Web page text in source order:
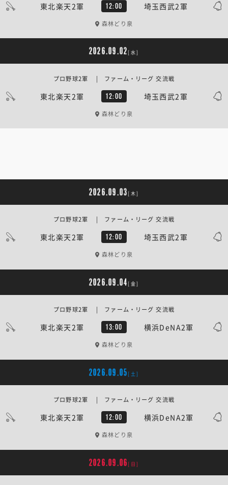
東北楽天2軍 12:00 埼玉西武2軍
森林どり泉
2026.09.02 [水]
東北楽天2軍 12:00 埼玉西武2軍
プロ野球2軍 | ファーム・リーグ 交流戦
森林どり泉
2026.09.03 [木]
東北楽天2軍 12:00 埼玉西武2軍
プロ野球2軍 | ファーム・リーグ 交流戦
森林どり泉
2026.09.04 [金]
東北楽天2軍 13:00 横浜DeNA2軍
プロ野球2軍 | ファーム・リーグ 交流戦
森林どり泉
2026.09.05 [土]
東北楽天2軍 12:00 横浜DeNA2軍
プロ野球2軍 | ファーム・リーグ 交流戦
森林どり泉
2026.09.06 [日]